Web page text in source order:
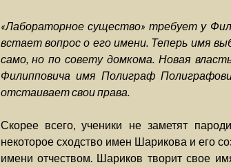
«Лабораторное существо» требует у
встает вопрос о его имени. Теперь имя
само, но по совету домкома. Новая
Филипповича имя Полиграф
отстаивает свои права.
Скорее всего, ученики не заметят
некоторое сходство имен Шарикова и его
имени отчеством. Шариков творит свое